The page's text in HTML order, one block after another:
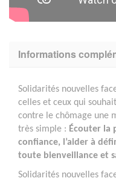
Informations
Solidarités nouvelles
celles et ceux qui
contre le chômage une
très simple : Écouter la
confiance, l’aider à
toute bienveillance et
Solidarités nouvelles